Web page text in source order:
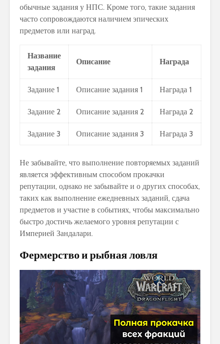
обычные задания у НПС. Кроме того, такие задания
часто сопровождаются наличием эпических
предметов или наград.
Название
задания
Описание Награда
Задание 1 Описание задания 1 Награда 1
Задание 2 Описание задания 2 Награда 2
Задание 3 Описание задания 3 Награда 3
Не забывайте, что выполнение повторяемых заданий
является эффективным способом прокачки
репутации, однако не забывайте и о других способах,
таких как выполнение ежедневных заданий, сдача
предметов и участие в событиях, чтобы максимально
быстро достичь желаемого уровня репутации с
Империей Зандалари.
Фермерство и рыбная ловля